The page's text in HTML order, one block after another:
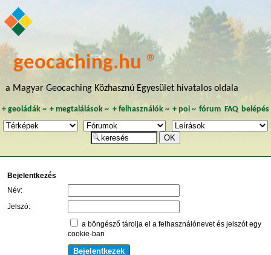
geocaching.hu ®
a Magyar Geocaching Közhasznú Egyesület hivatalos oldala
+ geoládák~ +megtalálások ~ + felhasználók~ + poi~ fórum FAQ belépés
Bejelentkezés
Név:
Jelszó:
a böngésző tárolja el a felhasználónevet és jelszót egy
cookie-ban